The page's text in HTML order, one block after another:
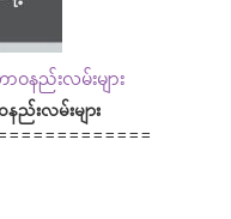
ဝနည်းလမ်းများ
ည်းလမ်းများ